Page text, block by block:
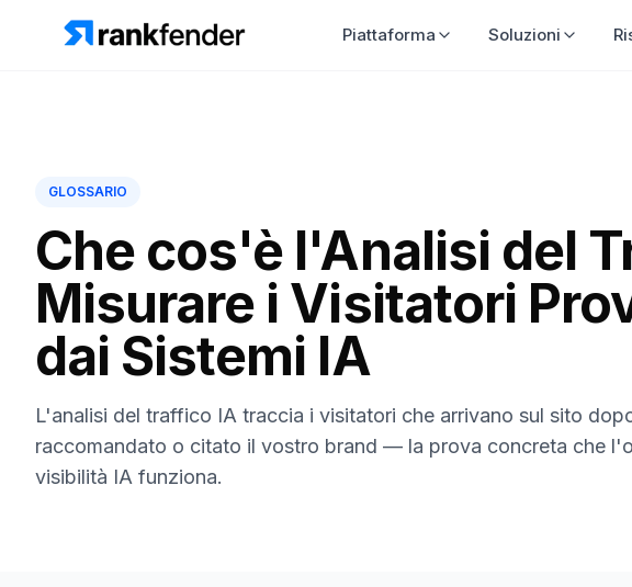
Piattaforma Soluzioni
GLOSSARIO
Che cos'è l'Analisi del
Misurare i Visitatori
dai Sistemi IA
L'analisi del traffico IA traccia i visitatori che arrivano sul sito
raccomandato o citato il vostro brand — la prova concreta che
visibilità IA funziona.